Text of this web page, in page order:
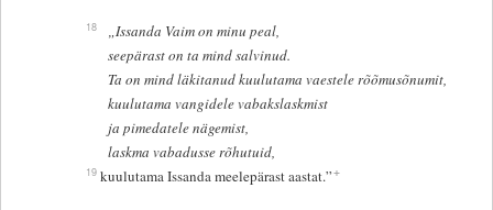
18
„Issanda Vaim on minu peal,
seepärast on ta mind salvinud.
Ta on mind läkitanud kuulutama vaestele rõõmusõnumit,
kuulutama vangidele vabakslaskmist
ja pimedatele nägemist,
laskma vabadusse rõhutuid,
19 kuulutama Issanda meelepärast aastat.”+